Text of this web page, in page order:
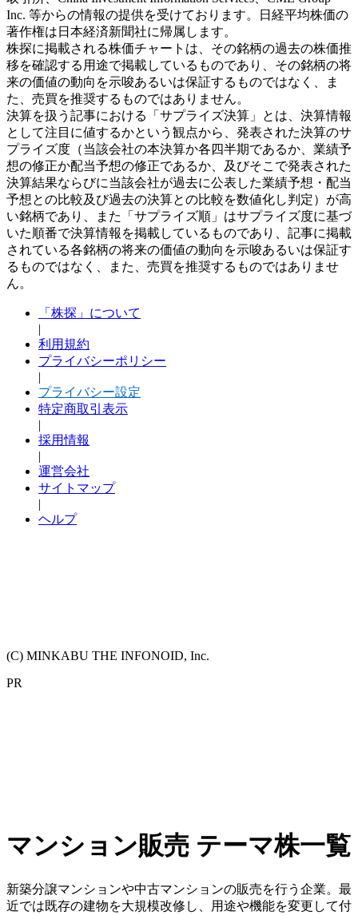
Inc. 等からの情報の提供を受けております。日経平均株価の
著作権は日本経済新聞社に帰属します。
株探に掲載される株価チャートは、その銘柄の過去の株価推
移を確認する用途で掲載しているものであり、その銘柄の将
来の価値の動向を示唆あるいは保証するものではなく、ま
た、売買を推奨するものではありません。
決算を扱う記事における「サプライズ決算」とは、決算情報
として注目に値するかという観点から、発表された決算のサ
プライズ度（当該会社の本決算か各四半期であるか、業績予
想の修正か配当予想の修正であるか、及びそこで発表された
決算結果ならびに当該会社が過去に公表した業績予想・配当
予想との比較及び過去の決算との比較を数値化し判定）が高
い銘柄であり、また「サプライズ順」はサプライズ度に基づ
いた順番で決算情報を掲載しているものであり、記事に掲載
されている各銘柄の将来の価値の動向を示唆あるいは保証す
るものではなく、また、売買を推奨するものではありませ
ん。
「株探」について
|
利用規約
プライバシーポリシー
|
プライバシー設定
特定商取引表示
|
採用情報
|
運営会社
サイトマップ
|
ヘルプ
(C) MINKABU THE INFONOID, Inc.
PR
マンション販売 テーマ株一覧
新築分譲マンションや中古マンションの販売を行う企業。最
近では既存の建物を大規模改修し、用途や機能を変更して付